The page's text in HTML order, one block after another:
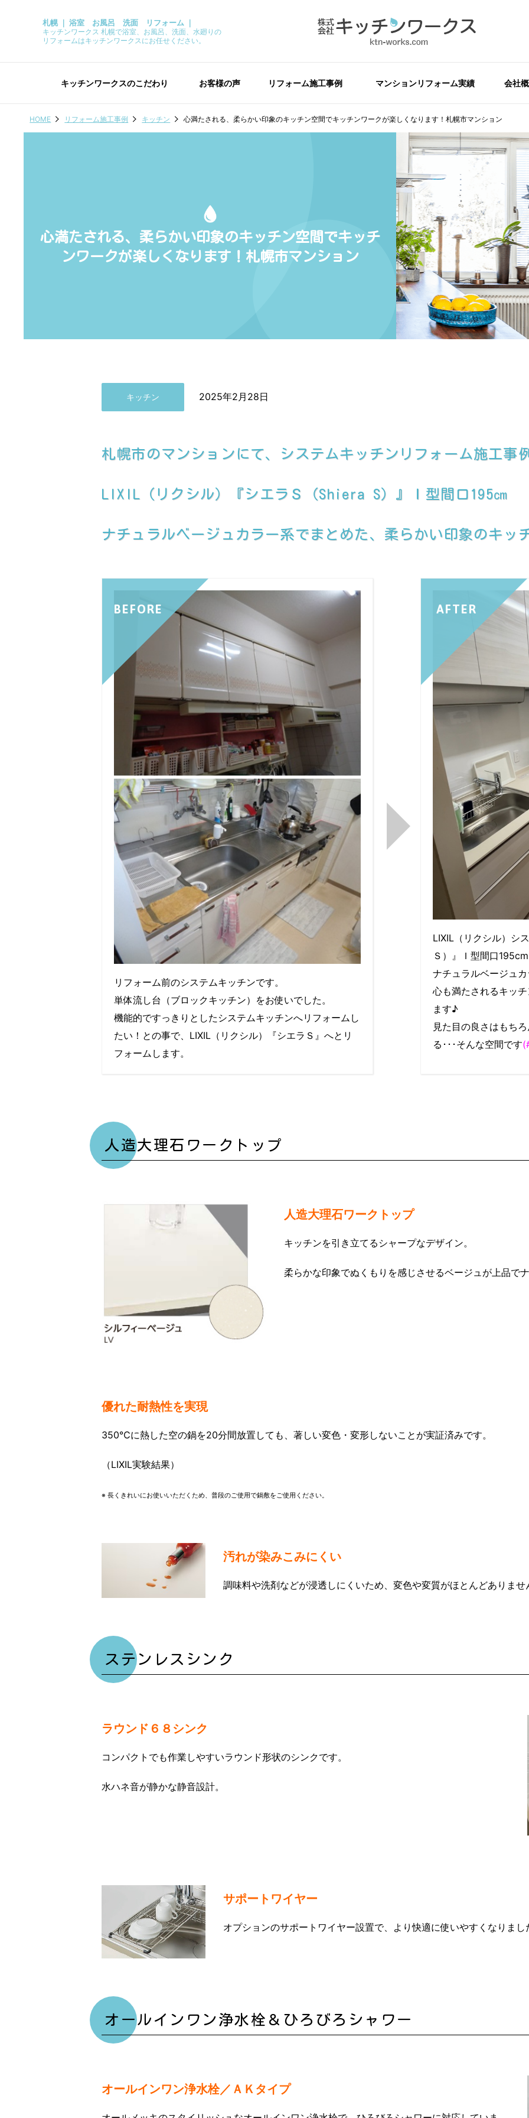
札幌 ｜ 浴室 お風呂 洗面 リフォーム ｜
キッチンワークス 札幌で浴室、お風呂、洗面、水廻りの
リフォームはキッチンワークスにお任せください。
キッチンワークスのこだわり お客様の声 リフォーム施工事例 マンションリフォーム実績 会社
HOME リフォーム施工事例 キッチン 心満たされる、柔らかい印象のキッチン空間でキッチンワークが楽しくなります！札幌市マンション
心満たされる、柔らかい印象のキッチン空間でキッチ
ンワークが楽しくなります！札幌市マンション
キッチン 2025年2月28日
札幌市のマンションにて、システムキッチンリフォーム施工事
LIXIL（リクシル）『シエラＳ（Shiera S）』Ｉ型間口195㎝
ナチュラルベージュカラー系でまとめた、柔らかい印象のキッ
BEFORE
リフォーム前のシステムキッチンです。
単体流し台（ブロックキッチン）をお使いでした。
機能的ですっきりとしたシステムキッチンへリフォームし
たい！との事で、LIXIL（リクシル）『シエラＳ』へとリ
フォームします。
AFTER
LIXIL（リクシル）シ
Ｓ）』Ｉ型間口
ナチュラルベージュ
心も満たされるキッ
ます♪
見た目の良さはもち
る･･･そんな空間です
人造大理石ワークトップ
人造大理石ワークトップ
キッチンを引き立てるシャープなデザイン。
柔らかな印象でぬくもりを感じさせるベージュが上品で
優れた耐熱性を実現
350℃に熱した空の鍋を20分間放置しても、著しい変色・変形しないことが実証済みです。
（LIXIL実験結果）
※ 長くきれいにお使いいただくため、普段のご使用で鍋敷をご使用ください。
汚れが染みこみにくい
調味料や洗剤などが浸透しにくいため、変色や変質がほとんどありませ
ステンレスシンク
ラウンド６８シンク
コンパクトでも作業しやすいラウンド形状のシンクです。
水ハネ音が静かな静音設計。
サポートワイヤー
オプションのサポートワイヤー設置で、より快適に使いやすくなりまし
オールインワン浄水栓＆ひろびろシャワー
オールインワン浄水栓／ＡＫタイプ